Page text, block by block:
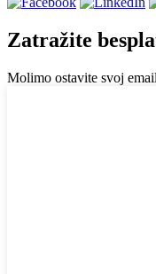
Zatražite
Molimo ostavite svoj